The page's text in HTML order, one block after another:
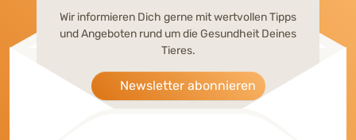
Wir informieren Dich gerne mit wertvollen Tipps
und Angeboten rund um die Gesundheit Deines
Tieres.
Newsletter abonnieren